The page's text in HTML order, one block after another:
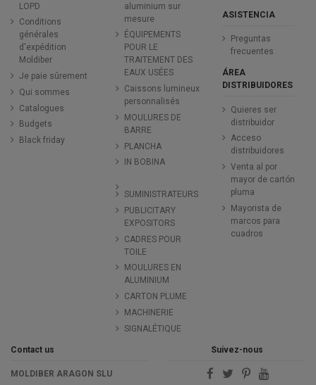
LOPD
Conditions
générales
d'expédition
Moldiber
Je paie sûrement
Qui sommes
Catalogues
Budgets
Black friday
aluminium sur
mesure
ÉQUIPEMENTS
POUR LE
TRAITEMENT DES
EAUX USÉES
Caissons lumineux
personnalisés
MOULURES DE
BARRE
PLANCHA
IN BOBINA
SUMINISTRATEURS
PUBLICITARY
EXPOSITORS
CADRES POUR
TOILE
MOULURES EN
ALUMINIUM
CARTON PLUME
MACHINERIE
SIGNALÉTIQUE
ASISTENCIA
Preguntas
frecuentes
ÁREA
DISTRIBUIDORES
Quieres ser
distribuidor
Acceso
distribuidores
Venta al por
mayor de cartón
pluma
Mayorista de
marcos para
cuadros
Contact us
MOLDIBER ARAGON SLU
Suivez-nous